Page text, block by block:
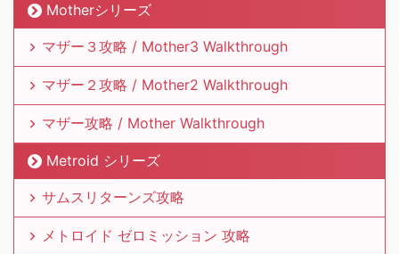
Motherシリーズ
マザー３攻略 / Mother3 Walkthrough
マザー２攻略 / Mother2 Walkthrough
マザー攻略 / Mother Walkthrough
Metroid シリーズ
サムスリターンズ攻略
メトロイド ゼロミッション 攻略